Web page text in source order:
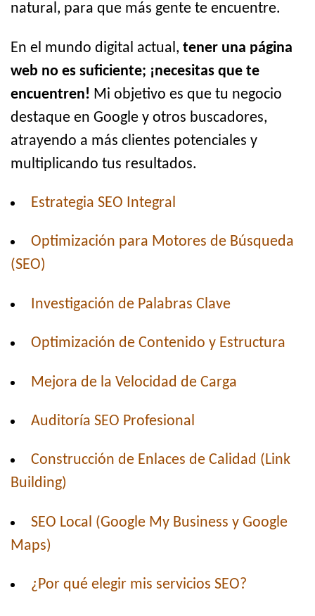
natural, para que más gente te encuentre.
En el mundo digital actual, tener una página
web no es suficiente; ¡necesitas que te
encuentren! Mi objetivo es que tu negocio
destaque en Google y otros buscadores,
atrayendo a más clientes potenciales y
multiplicando tus resultados.
Estrategia SEO Integral
Optimización para Motores de Búsqueda
(SEO)
Investigación de Palabras Clave
Optimización de Contenido y Estructura
Mejora de la Velocidad de Carga
Auditoría SEO Profesional
Construcción de Enlaces de Calidad (Link
Building)
SEO Local (Google My Business y Google
Maps)
¿Por qué elegir mis servicios SEO?